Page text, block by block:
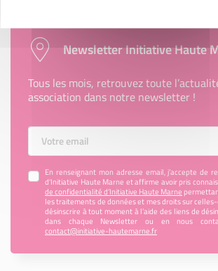
Newsletter Initiative Haute
Tous les mois, retrouvez toute
association dans notre newsletter !
Votre Email
En renseignant mon adresse email, j’accepte de
d'Initiative Haute Marne et affirme avoir pris
de confidentialité d’Initiative Haute Marne
les traitements de données et mes droits sur
désinscrire à tout moment à l’aide des liens de
dans chaque Newsletter ou en nous
contact@initiative-hautemarne.fr